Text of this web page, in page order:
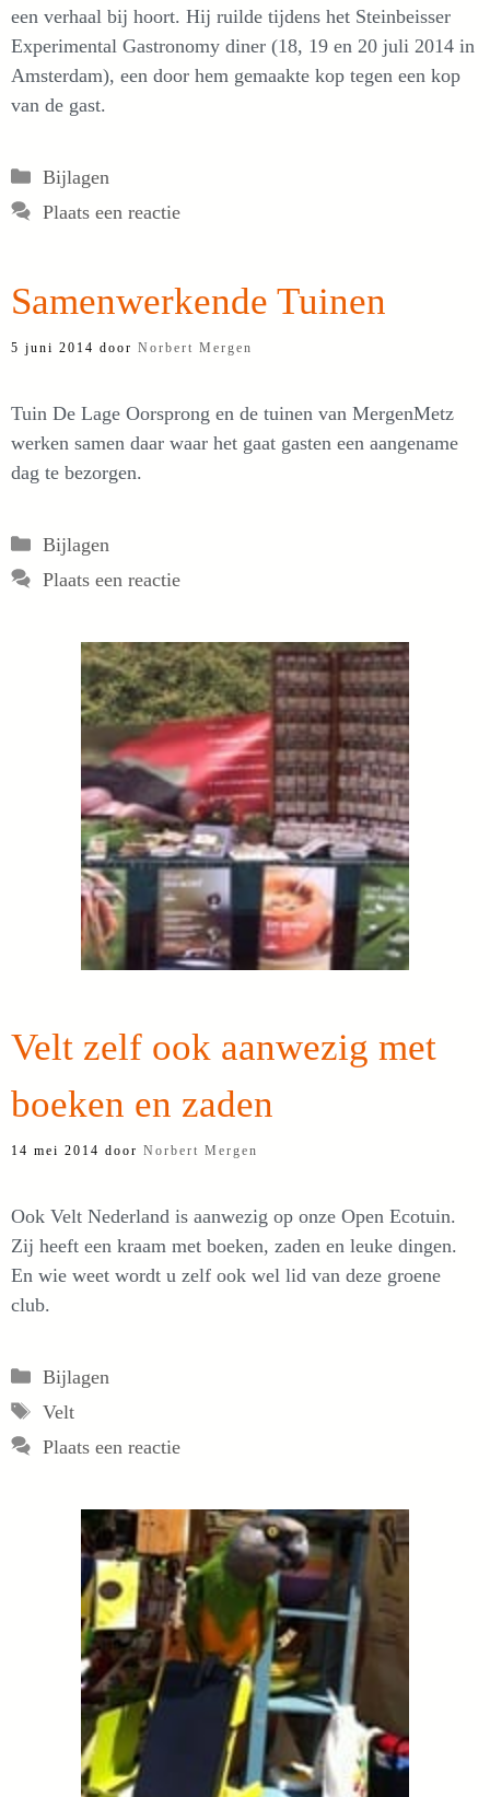
een verhaal bij hoort. Hij ruilde tijdens het Steinbeisser
Experimental Gastronomy diner (18, 19 en 20 juli 2014 in
Amsterdam), een door hem gemaakte kop tegen een kop
van de gast.
Categorieën
Bijlagen
Plaats een reactie
Samenwerkende Tuinen
5 juni 2014 door Norbert Mergen
Tuin De Lage Oorsprong en de tuinen van MergenMetz
werken samen daar waar het gaat gasten een aangename
dag te bezorgen.
Categorieën
Bijlagen
Plaats een reactie
Velt zelf ook aanwezig met
boeken en zaden
14 mei 2014 door Norbert Mergen
Ook Velt Nederland is aanwezig op onze Open Ecotuin.
Zij heeft een kraam met boeken, zaden en leuke dingen.
En wie weet wordt u zelf ook wel lid van deze groene
club.
Categorieën
Bijlagen
Tags
Velt
Plaats een reactie